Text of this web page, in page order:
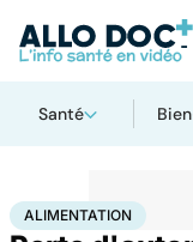
Santé
AccueilSantéMaladies
ALIMENTATION